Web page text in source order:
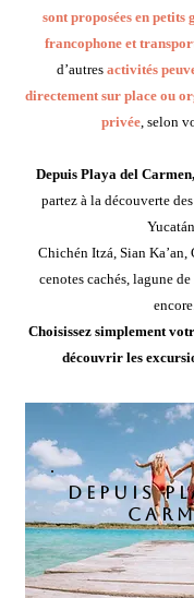
sont proposées en petits
francophone et
d’autresactivités
directement sur place ou
privée, selon
Depuis Playa del
partez à la découverte
Chichén Itzá, Sian
cenotes cachés, lagune
Choisissez simplement
découvrir les
DEPUIS